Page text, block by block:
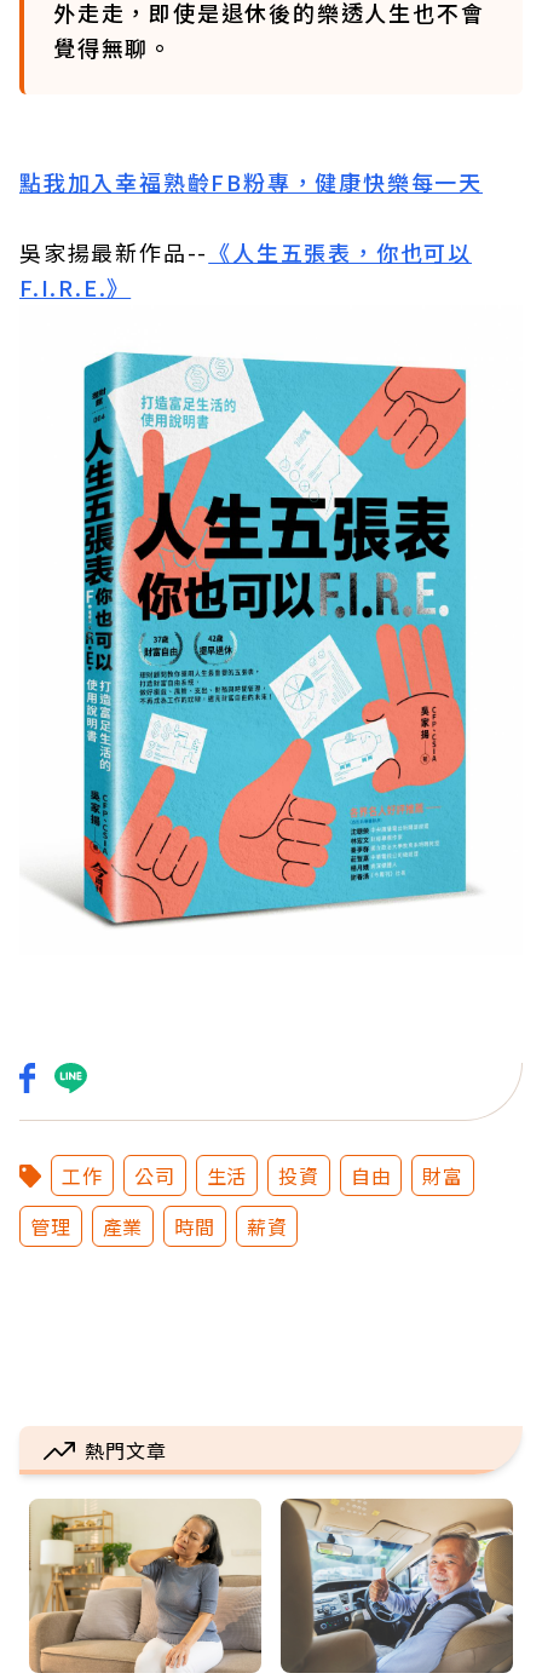
外走走，即使是退休後的樂透人生也不會
覺得無聊。
點我加入幸福熟齡FB粉專，健康快樂每一天
吳家揚最新作品-- 《人生五張表，你也可以
F.I.R.E.》
工作 公司 生活 投資 自由
財富
管理
產業 時間 薪資
熱門文章